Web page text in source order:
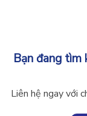
Bạn đang tìm
Liên hệ ngay với